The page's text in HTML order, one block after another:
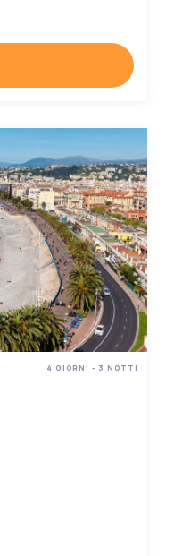
4 GIORNI - 3 NOTTI